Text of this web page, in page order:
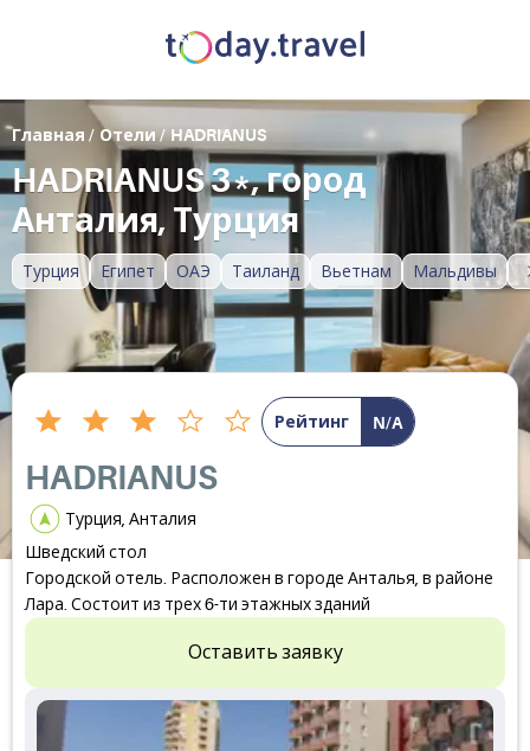
Турция Египет ОАЭ Таиланд Вьетнам Мальдивы
Главная / Отели/ HADRIANUS
HADRIANUS 3*, город
Анталия, Турция
Рейтинг N/A
HADRIANUS
Турция, Анталия
Шведский стол
Городской отель. Расположен в городе Анталья, в районе
Лара. Состоит из трех 6-ти этажных зданий
Оставить заявку